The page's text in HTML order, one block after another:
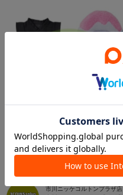
市川ニッケコルトンプラザ店